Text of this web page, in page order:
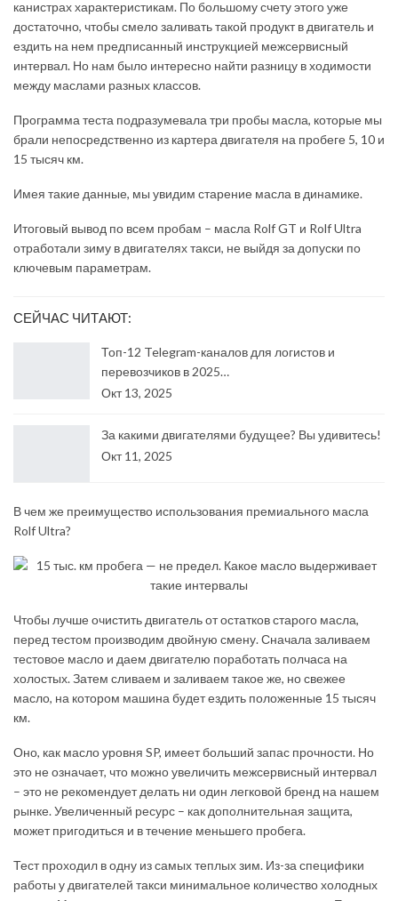
канистрах характеристикам. По большому счету этого уже
достаточно, чтобы смело заливать такой продукт в двигатель и
ездить на нем предписанный инструкцией межсервисный
интервал. Но нам было интересно найти разницу в ходимости
между маслами разных классов.
Программа теста подразумевала три пробы масла, которые мы
брали непосредственно из картера двигателя на пробеге 5, 10 и
15 тысяч км.
Имея такие данные, мы увидим старение масла в динамике.
Итоговый вывод по всем пробам – масла Rolf GT и Rolf Ultra
отработали зиму в двигателях такси, не выйдя за допуски по
ключевым параметрам.
СЕЙЧАС ЧИТАЮТ:
Топ-12 Telegram-каналов для логистов и
перевозчиков в 2025…
Окт 13, 2025
За какими двигателями будущее? Вы удивитесь!
Окт 11, 2025
В чем же преимущество использования премиального масла
Rolf Ultra?
Чтобы лучше очистить двигатель от остатков старого масла,
перед тестом производим двойную смену. Сначала заливаем
тестовое масло и даем двигателю поработать полчаса на
холостых. Затем сливаем и заливаем такое же, но свежее
масло, на котором машина будет ездить положенные 15 тысяч
км.
Оно, как масло уровня SP, имеет больший запас прочности. Но
это не означает, что можно увеличить межсервисный интервал
– это не рекомендует делать ни один легковой бренд на нашем
рынке. Увеличенный ресурс – как дополнительная защита,
может пригодиться и в течение меньшего пробега.
Тест проходил в одну из самых теплых зим. Из-за специфики
работы у двигателей такси минимальное количество холодных